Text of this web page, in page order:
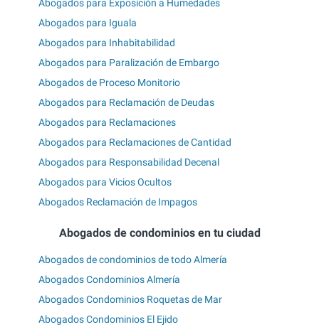
Abogados para Exposición a Humedades
Abogados para Iguala
Abogados para Inhabitabilidad
Abogados para Paralización de Embargo
Abogados de Proceso Monitorio
Abogados para Reclamación de Deudas
Abogados para Reclamaciones
Abogados para Reclamaciones de Cantidad
Abogados para Responsabilidad Decenal
Abogados para Vicios Ocultos
Abogados Reclamación de Impagos
Abogados de condominios en tu ciudad
Abogados de condominios de todo Almería
Abogados Condominios Almería
Abogados Condominios Roquetas de Mar
Abogados Condominios El Ejido